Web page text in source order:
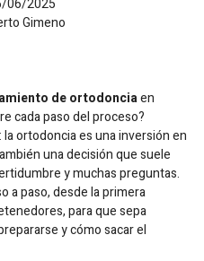
06/2025
Gimeno
de ortodonciaen
cada paso del proceso?
ortodoncia es una inversión en
una decisión que suele
y muchas preguntas.
a paso, desde la primera
para que sepa
y cómo sacar el